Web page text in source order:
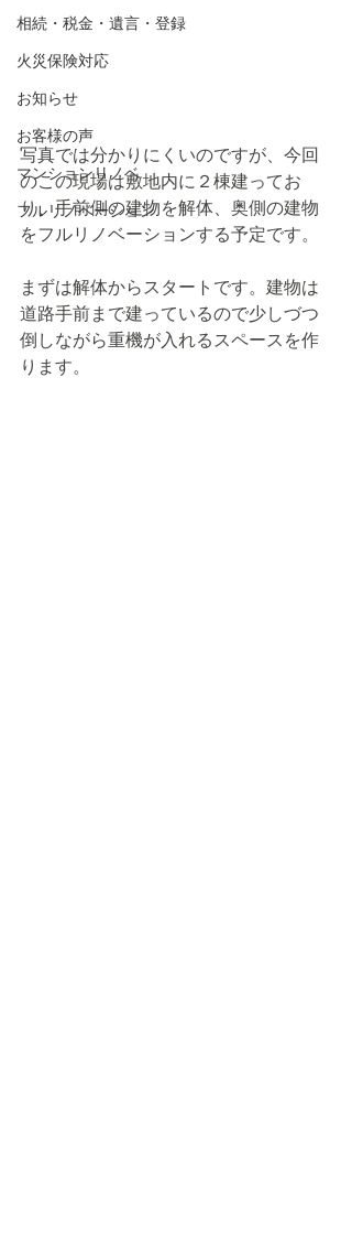
相続・税金・遺言・登録
火災保険対応
お知らせ
お客様の声
マンションリノベ
フルリノベーション
写真では分かりにくいのですが、今回
のこの現場は敷地内に２棟建ってお
り、手前側の建物を解体、奥側の建物
をフルリノベーションする予定です。
まずは解体からスタートです。建物は
道路手前まで建っているので少しづつ
倒しながら重機が入れるスペースを作
ります。